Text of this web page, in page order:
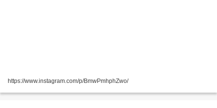
https://www.instagram.com/p/BmwPmhphZwo/